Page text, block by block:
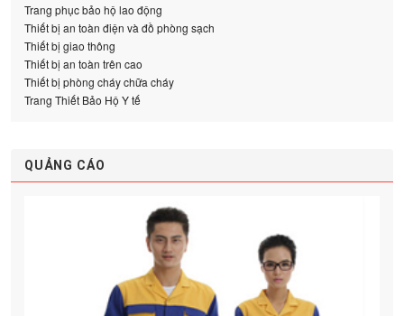
Trang phục bảo hộ lao động
Thiết bị an toàn điện và đồ phòng sạch
Thiết bị giao thông
Thiết bị an toàn trên cao
Thiết bị phòng cháy chữa cháy
Trang Thiết Bảo Hộ Y tế
QUẢNG CÁO